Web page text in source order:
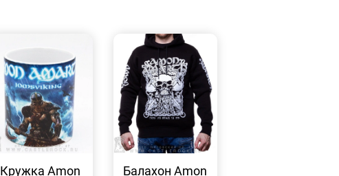
ПРОСМОТР
Кружка Amon
ПРОСМОТР
Балахон Amon